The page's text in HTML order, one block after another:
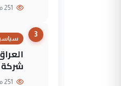
3
شركة